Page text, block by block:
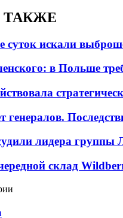
ТАКЖЕ
суток искали
в Польше
генералов.
лидера
склад